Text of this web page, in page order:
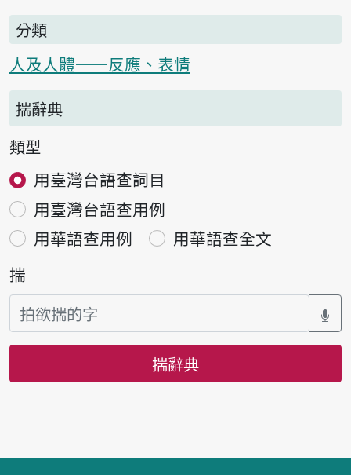
分類
人及人體——反應、表情
揣辭典
類型
用臺灣台語查詞目
用臺灣台語查用例
用華語查用例
用華語查全文
揣
揣辭典